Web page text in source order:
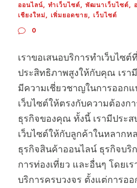
ออนไลน์, ทำเว็บไซต์, พัฒนาเว็บไซต์,
เชียงใหม่, เพิ่มยอดขาย, เว็บไซต์
0
เราขอเสนอบริการทำเว็บไ
ประสิทธิภาพสูงให้กับคุณ เร
มีความเชี่ยวชาญในการออก
เว็บไซต์ให้ตรงกับความต้องก
ธุรกิจของคุณ ทั้งนี้ เรามีประ
เว็บไซต์ให้กับลูกค้าในหลากห
ธุรกิจสินค้าออนไลน์ ธุรกิจบริ
การท่องเที่ยว และอื่นๆ โดยเ
บริการครบวงจร ตั้งแต่การอ